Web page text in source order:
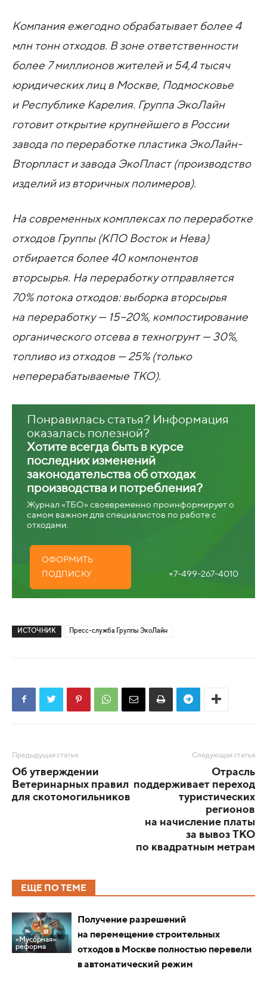
Компания ежегодно обрабатывает более 4
млн тонн отходов. В зоне ответственности
более 7 миллионов жителей и 54,4 тысяч
юридических лиц в Москве, Подмосковье
и Республике Карелия. Группа ЭкоЛайн
готовит открытие крупнейшего в России
завода по переработке пластика ЭкоЛайн-
Вторпласт и завода ЭкоПласт (производство
изделий из вторичных полимеров).
На современных комплексах по переработке
отходов Группы (КПО Восток и Нева)
отбирается более 40 компонентов
вторсырья. На переработку отправляется
70% потока отходов: выборка вторсырья
на переработку — 15−20%, компостирование
органического отсева в техногрунт — 30%,
топливо из отходов — 25% (только
неперерабатываемые ТКО).
Понравилась статья? Информация
оказалась полезной?
Хотите всегда быть в курсе
последних изменений
законодательства об отходах
производства и потребления?
Журнал «ТБО» своевременно проинформирует о
самом важном для специалистов по работе с
отходами.
ОФОРМИТЬ
ПОДПИСКУ
+7-499-267-4010
ИСТОЧНИК Пресс-служба Группы ЭкоЛайн
Предыдущая статья
Об утверждении
Ветеринарных правил
для скотомогильников
Следующая статья
Отрасль
поддерживает переход
туристических
регионов
на начисление платы
за вывоз ТКО
по квадратным метрам
ЕЩЕ ПО ТЕМЕ
«Мусорная»
реформа
Получение разрешений
на перемещение строительных
отходов в Москве полностью перевели
в автоматический режим